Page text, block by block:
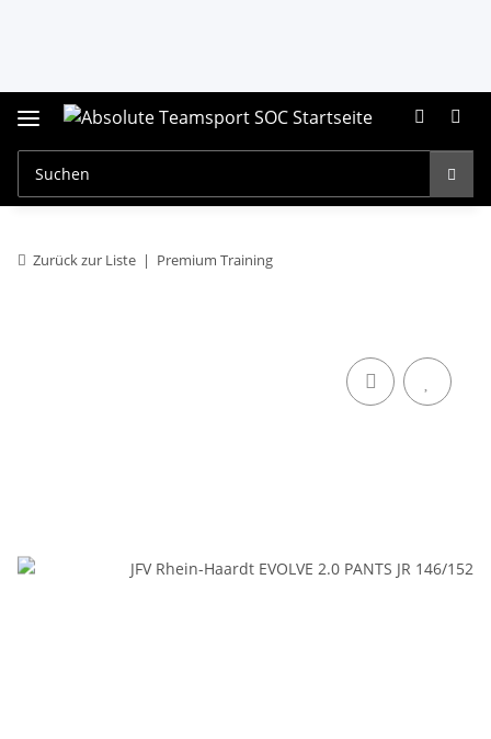
Zurück zur Liste Premium Training